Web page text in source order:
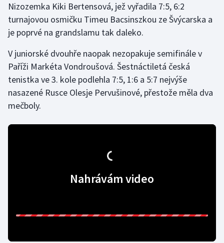
Házená
Jezdectví
Judo
Krasobruslení
Lezení
Nizozemka Kiki Bertensová, jež vyřadila 7:5, 6:2
turnajovou osmičku Timeu Bacsinszkou ze Švýcarska a
je poprvé na grandslamu tak daleko.
V juniorské dvouhře naopak nezopakuje semifinále v
Paříži Markéta Vondroušová. Šestnáctiletá česká
tenistka ve 3. kole podlehla 7:5, 1:6 a 5:7 nejvýše
nasazené Rusce Olesje Pervušinové, přestože měla dva
mečboly.
Nahrávám video